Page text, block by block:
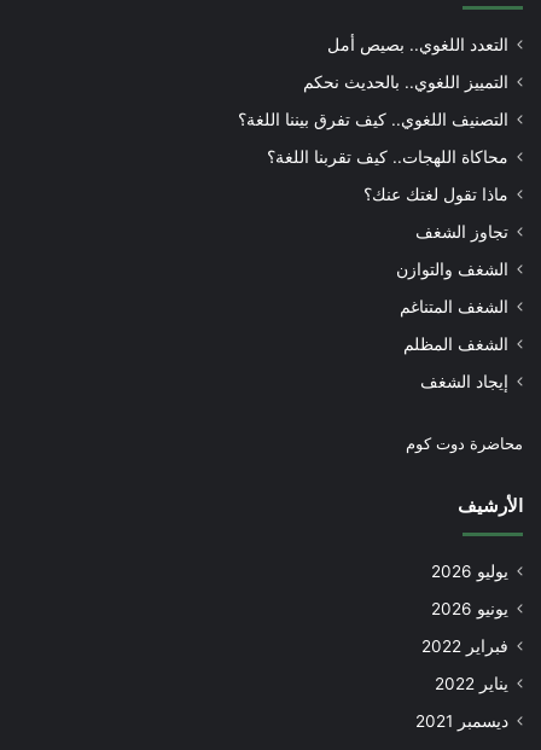
التعدد اللغوي.. بصيص أمل
التمييز اللغوي.. بالحديث نحكم
التصنيف اللغوي.. كيف تفرق بيننا اللغة؟
محاكاة اللهجات.. كيف تقربنا اللغة؟
ماذا تقول لغتك عنك؟
تجاوز الشغف
الشغف والتوازن
الشغف المتناغم
الشغف المظلم
إيجاد الشغف
محاضرة دوت كوم
الأرشيف
يوليو 2026
يونيو 2026
فبراير 2022
يناير 2022
ديسمبر 2021